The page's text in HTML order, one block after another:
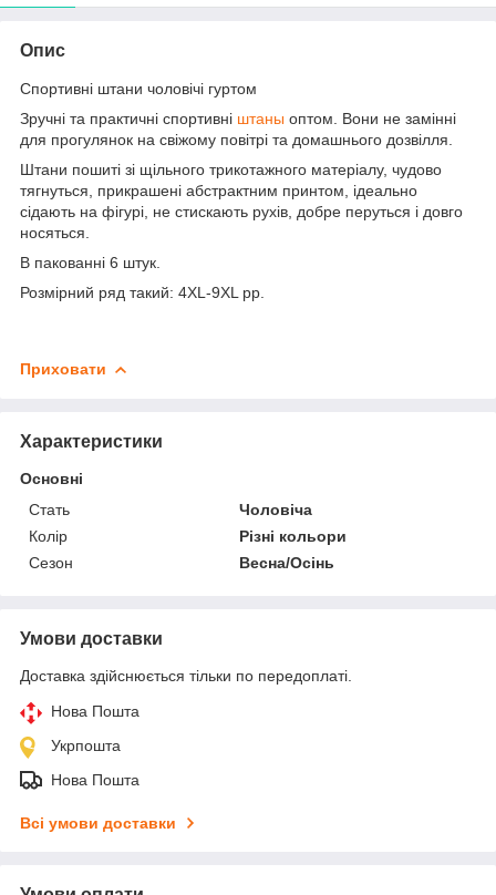
Опис
Спортивні штани чоловічі гуртом
Зручні та практичні спортивні штаны оптом. Вони не замінні
для прогулянок на свіжому повітрі та домашнього дозвілля.
Штани пошиті зі щільного трикотажного матеріалу, чудово
тягнуться, прикрашені абстрактним принтом, ідеально
сідають на фігурі, не стискають рухів, добре перуться і довго
носяться.
В пакованні 6 штук.
Розмірний ряд такий: 4XL-9XL pp.
Приховати
Характеристики
Основні
Стать
Чоловіча
Колір
Різні кольори
Сезон
Весна/Осінь
Умови доставки
Доставка здійснюється тільки по передоплаті.
Нова Пошта
Укрпошта
Нова Пошта
Всі умови доставки